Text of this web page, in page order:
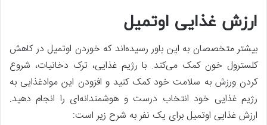
ارزش غذایی اوتمیل
بیشتر متخصصان به این باور رسیده‌اند که خوردن اوتمیل در کاهش
کلسترول خون کمک می‌کند. با رژیم غذایی، ترک دخانیات، شروع
کردن ورزش به سلامت خود کمک کنید و افزودن این موادغذایی به
رژیم غذایی خود انتخاب درست و هوشمندانه‌ای را انجام دهید.
ارزش غذایی‌ اوتمیل برای یک نفر به شرح زیر است: